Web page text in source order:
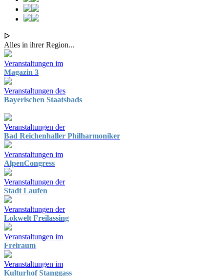
ᐅ
Alles in ihrer Region...
Veranstaltungen im
Magazin 3
Veranstaltungen des
Bayerischen Staatsbads
Veranstaltungen der
Bad Reichenhaller Philharmoniker
Veranstaltungen im
AlpenCongress
Veranstaltungen der
Stadt Laufen
Veranstaltungen der
Lokwelt Freilassing
Veranstaltungen im
Freiraum
Veranstaltungen im
Kulturhof Stanggass